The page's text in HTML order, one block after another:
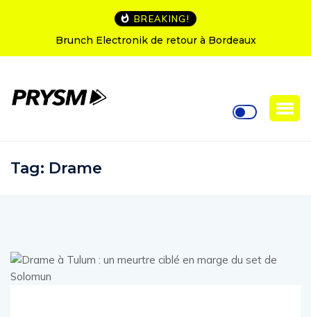
BREAKING!
L’Amnesia Ibiza fête ses 50 ans : le
soirées d’ouverture
Tag: Drame